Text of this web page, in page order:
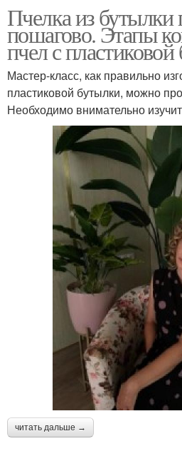
Пчелка из бутылки
пошагово. Этапы
пчел с
Мастер-класс, как правильно
пластиковой бутылки, можно
Необходимо внимательно
читать дальше →